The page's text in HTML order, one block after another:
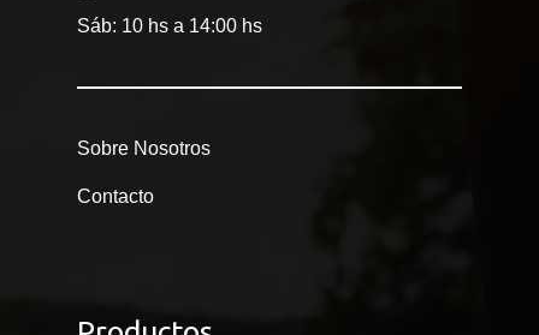
Sáb: 10 hs a 14:00 hs
Sobre Nosotros
Contacto